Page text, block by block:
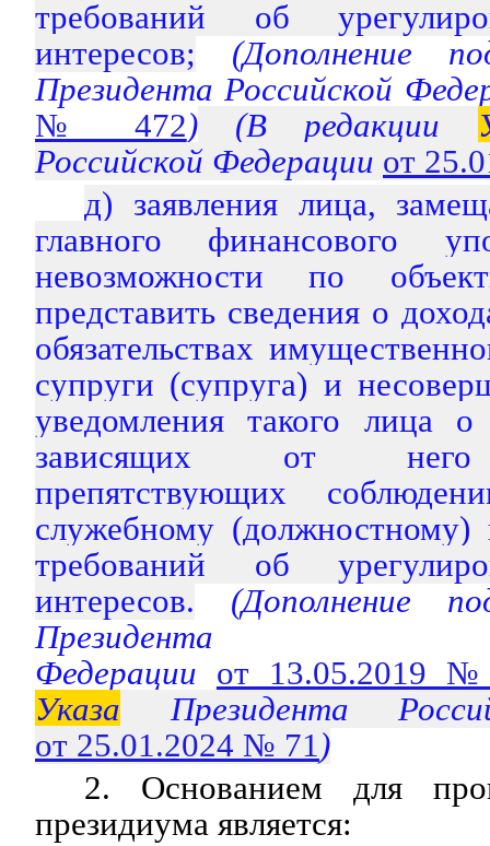
требований об
интересов; (Дополнение
Президента Российской
№ 472)(В редакции
Российской Федерации от
д) заявления лица,
главного финансового
невозможности по
представить сведения о
обязательствах
супруги (супруга) и
уведомления такого лица
зависящих от него
препятствующих
служебному
требований об
интересов. (Дополнение
Президента
Федерации от 13.05.2019
Указа Президента
от 25.01.2024 № 71)
2. Основанием для
президиума является: